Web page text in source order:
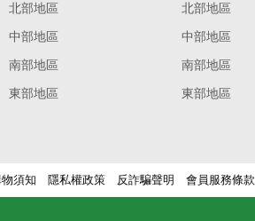
北部地區
中部地區
南部地區
東部地區
北部地區
中部地區
南部地區
東部地區
須知 隱私權政策 反詐騙聲明 會員服務條款